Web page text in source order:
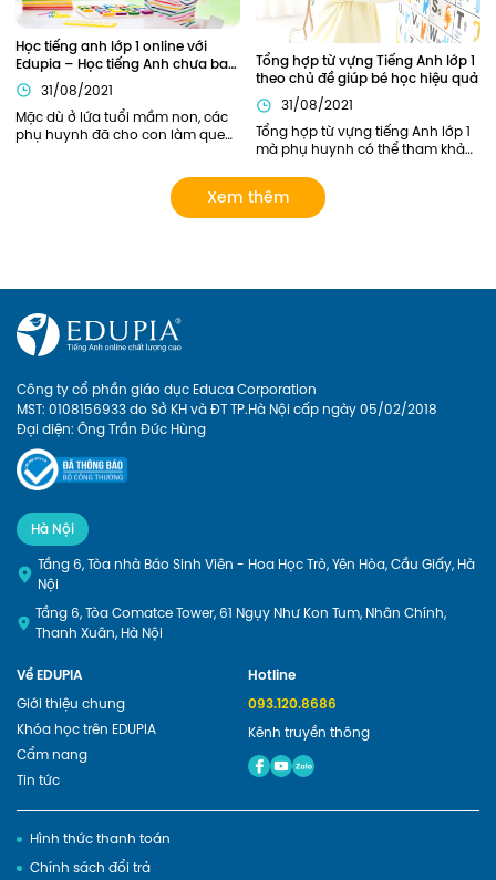
Học tiếng anh lớp 1 online với
Edupia – Học tiếng Anh chưa bao
giờ thú vị đến thế!
31/08/2021
Mặc dù ở lứa tuổi mầm non, các
phụ huynh đã cho con làm quen
tuy nhiên chỉ dừng lại ở mức làm
quen mà chưa có lộ trình bài bản
rõ ràng. Giờ đây, phụ huynh có
cho con hứng thú với việc học
ngoại ngữ. Hãy xem Edupia sẽ
mang đến cho con những điều
thú vị gì nhé
Tổng hợp từ vựng Tiếng Anh lớp 1
theo chủ đề giúp bé học hiệu quả
31/08/2021
Tổng hợp từ vựng tiếng Anh lớp 1
mà phụ huynh có thể tham khảo.
chọn các khóa học của Edupia
để cập nhật cho con hệ thống từ
vựng đầy đủ và bài bản nhất!
Xem thêm
Công ty cổ phần giáo dục Educa Corporation
MST: 0108156933 do Sở KH và ĐT TP.Hà Nội cấp ngày 05/02/2018
Đại diện: Ông Trần Đức Hùng
Hà Nội
Tầng 6, Tòa nhà Báo Sinh Viên - Hoa Học Trò, Yên Hòa, Cầu Giấy, Hà
Nội
Tầng 6, Tòa Comatce Tower, 61 Ngụy Như Kon Tum, Nhân Chính,
Thanh Xuân, Hà Nội
Về EDUPIA
Giới thiệu chung
Khóa học trên EDUPIA
Cẩm nang
Tin tức
Hotline
093.120.8686
Kênh truyền thông
Hình thức thanh toán
Chính sách đổi trả